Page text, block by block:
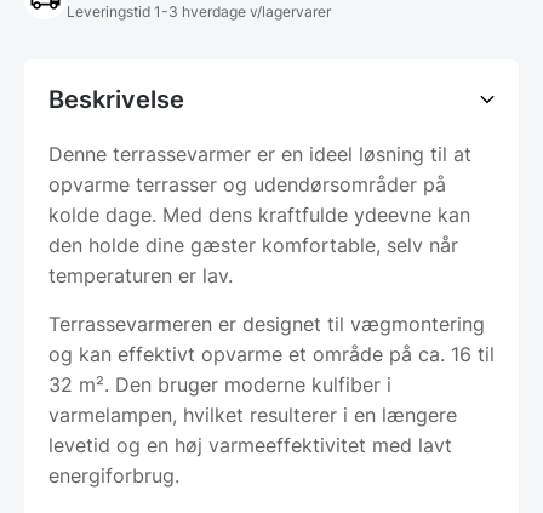
Leveringstid 1-3 hverdage v/lagervarer
Beskrivelse
Denne terrassevarmer er en ideel løsning til at
opvarme terrasser og udendørsområder på
kolde dage. Med dens kraftfulde ydeevne kan
den holde dine gæster komfortable, selv når
temperaturen er lav.
Terrassevarmeren er designet til vægmontering
og kan effektivt opvarme et område på ca. 16 til
32 m². Den bruger moderne kulfiber i
varmelampen, hvilket resulterer i en længere
levetid og en høj varmeeffektivitet med lavt
energiforbrug.